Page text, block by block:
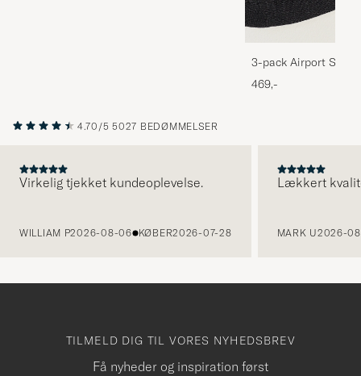
3-pack Airport
Melange
469,-
4.70/5 5027 BEDØMMELSER
Virkelig tjekket kundeoplevelse.
WILLIAM P2026-08-06 KØBER2026-07-28
Lækkert
MARK U2026-
TILMELD DIG TIL VORES NYHEDSBREV
Få nyheder og inspiration først